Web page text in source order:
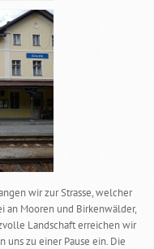
wir zur Strasse, welcher
an Mooren und Birkenwälder,
Landschaft erreichen wir
uns zu einer Pause ein. Die